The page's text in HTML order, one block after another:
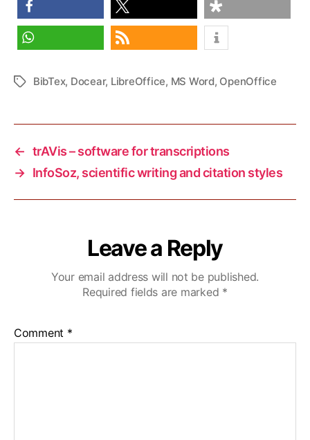
share share share
TagsBibTex, Docear, LibreOffice, MS Word, OpenOffice
← trAVis – software for transcriptions
→ InfoSoz, scientific writing and citation styles
Leave a Reply
Your email address will not be published.
Required fields are marked *
Comment *